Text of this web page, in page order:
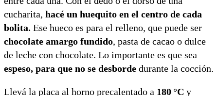
cucharita, hacé un huequito en el centro de cada
bolita. Ese hueco es para el relleno, que puede ser
chocolate amargo fundido, pasta de cacao o dulce
de leche con chocolate. Lo importante es que sea
espeso, para que no se desborde durante la cocción.
Llevá la placa al horno precalentado a 180 °C y